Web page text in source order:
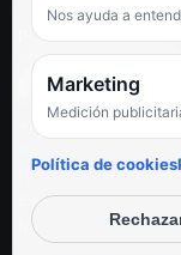
PUNTUACIÓN DE
★★★★★
Hemos comprado
Espectacular,
Iván Rodríguez Ramos
Nos ayuda a
Marketing
Medición
Política de cookies